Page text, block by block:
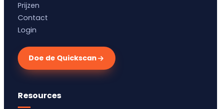
Prijzen
Contact
Login
Doe de Quickscan
Resources